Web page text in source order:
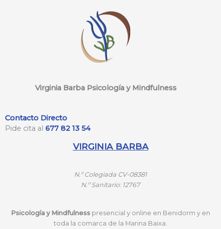
Virginia Barba Psicología y Mindfulness
Contacto Directo
Pide cita al 677 82 13 54
VIRGINIA BARBA
N.º Colegiada CV-08381
N.ºSanitario: 12767
Psicología y Mindfulness presencial y online en Benidorm y en
toda la comarca de la Marina Baixa.